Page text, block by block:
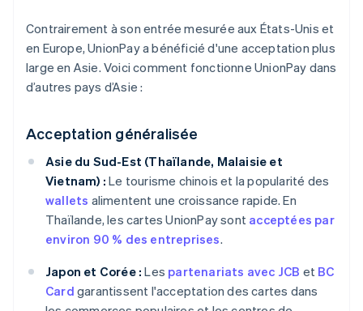
Contrairement à son entrée mesurée aux États-Unis et
en Europe, UnionPay a bénéficié d'une acceptation plus
large en Asie. Voici comment fonctionne UnionPay dans
d’autres pays d’Asie :
Acceptation généralisée
Asie du Sud-Est (Thaïlande, Malaisie et
Vietnam) : Le tourisme chinois et la popularité des
wallets alimentent une croissance rapide. En
Thaïlande, les cartes UnionPay sont acceptées par
environ 90 % des entreprises.
Japon et Corée : Les partenariats avec JCB et BC
Card garantissent l'acceptation des cartes dans